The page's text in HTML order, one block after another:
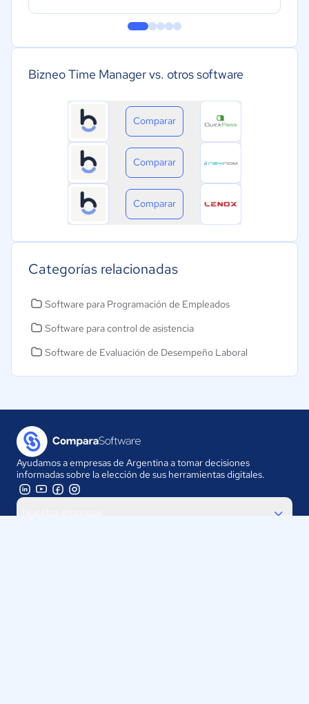
Bizneo Time Manager vs. otros software
Comparar
Comparar
Comparar
Categorías relacionadas
Software para Programación de Empleados
Software para control de asistencia
Software de Evaluación de Desempeño Laboral
Ayudamos a empresas de Argentina a tomar decisiones
informadas sobre la elección de sus herramientas digitales.